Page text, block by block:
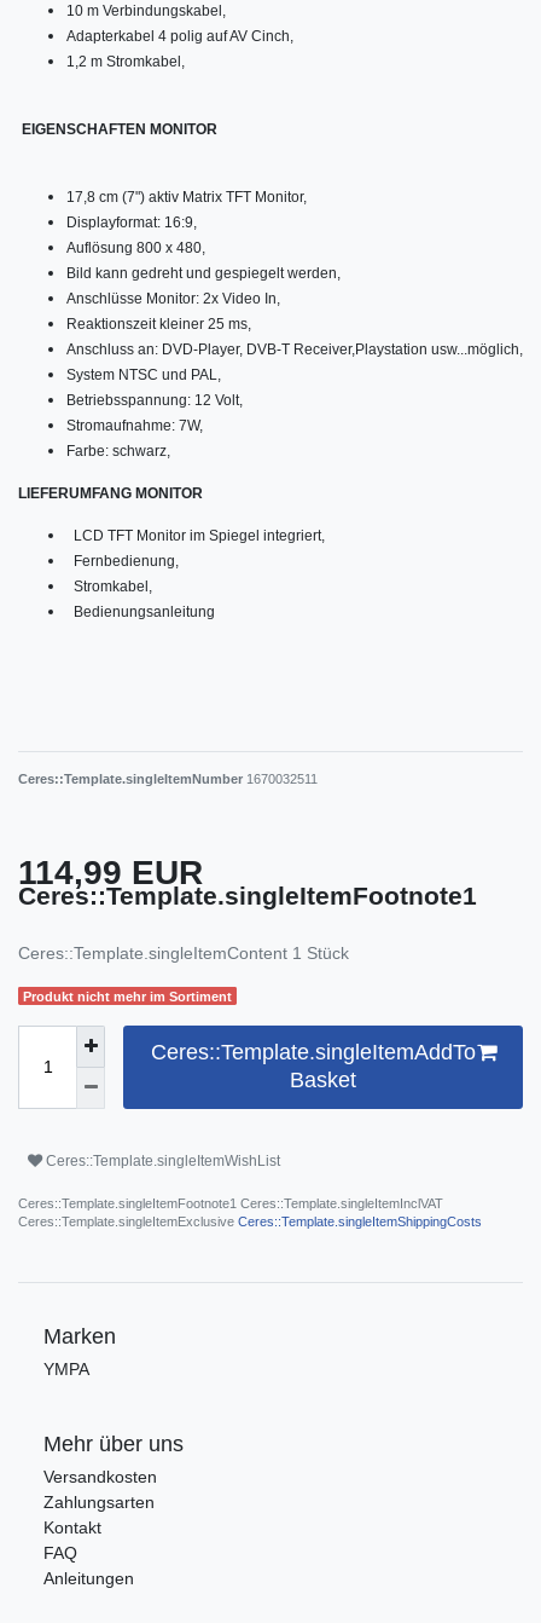
10 m Verbindungskabel,
Adapterkabel 4 polig auf AV Cinch,
1,2 m Stromkabel,
EIGENSCHAFTEN MONITOR
17,8 cm (7") aktiv Matrix TFT Monitor,
Displayformat: 16:9,
Auflösung 800 x 480,
Bild kann gedreht und gespiegelt werden,
Anschlüsse Monitor: 2x Video In,
Reaktionszeit kleiner 25 ms,
Anschluss an: DVD-Player, DVB-T Receiver,Playstation usw...möglich,
System NTSC und PAL,
Betriebsspannung: 12 Volt,
Stromaufnahme: 7W,
Farbe: schwarz,
LIEFERUMFANG MONITOR
LCD TFT Monitor im Spiegel integriert,
Fernbedienung,
Stromkabel,
Bedienungsanleitung
Ceres::Template.singleItemNumber 1670032511
114,99 EUR
Ceres::Template.singleItemFootnote1
Ceres::Template.singleItemContent 1 Stück
Produkt nicht mehr im Sortiment
Ceres::Template.singleItemAddTo
Basket
Ceres::Template.singleItemWishList
Ceres::Template.singleItemFootnote1 Ceres::Template.singleItemInclVAT
Ceres::Template.singleItemExclusive Ceres::Template.singleItemShippingCosts
Marken
YMPA
Mehr über uns
Versandkosten
Zahlungsarten
Kontakt
FAQ
Anleitungen